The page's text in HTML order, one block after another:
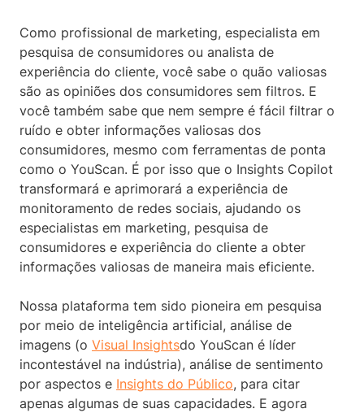
Como profissional de marketing, especialista em
pesquisa de consumidores ou analista de
experiência do cliente, você sabe o quão valiosas
são as opiniões dos consumidores sem filtros. E
você também sabe que nem sempre é fácil filtrar o
ruído e obter informações valiosas dos
consumidores, mesmo com ferramentas de ponta
como o YouScan. É por isso que o Insights Copilot
transformará e aprimorará a experiência de
monitoramento de redes sociais, ajudando os
especialistas em marketing, pesquisa de
consumidores e experiência do cliente a obter
informações valiosas de maneira mais eficiente.
Nossa plataforma tem sido pioneira em pesquisa
por meio de inteligência artificial, análise de
imagens (o Visual Insightsdo YouScan é líder
incontestável na indústria), análise de sentimento
por aspectos e Insights do Público, para citar
apenas algumas de suas capacidades. E agora